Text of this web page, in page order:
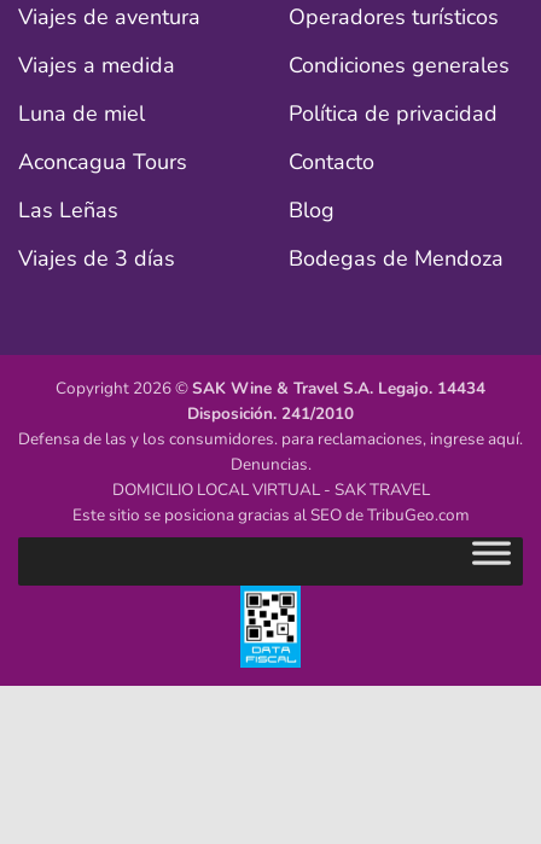
Viajes de aventura
Viajes a medida
Luna de miel
Aconcagua Tours
Las Leñas
Viajes de 3 días
Operadores turísticos
Condiciones generales
Política de privacidad
Contacto
Blog
Bodegas de Mendoza
Copyright 2026 ©SAK Wine & Travel S.A. Legajo. 14434
Disposición. 241/2010
Defensa de las y los consumidores. para reclamaciones, ingrese aquí.
Denuncias.
DOMICILIO LOCAL VIRTUAL - SAK TRAVEL
Este sitio se posiciona gracias al SEO deTribuGeo.com